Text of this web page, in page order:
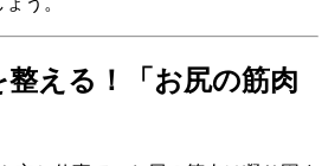
整える！「お尻の筋肉